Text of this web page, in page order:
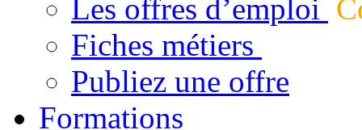
Les offres d’emploi
Fiches métiers
Publiez une offre
Formations